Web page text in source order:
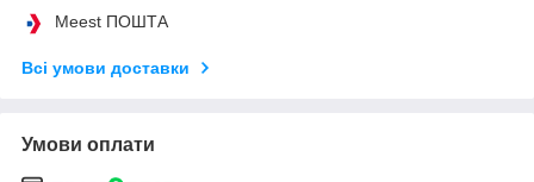
Meest ПОШТА
Всі умови доставки
Умови оплати